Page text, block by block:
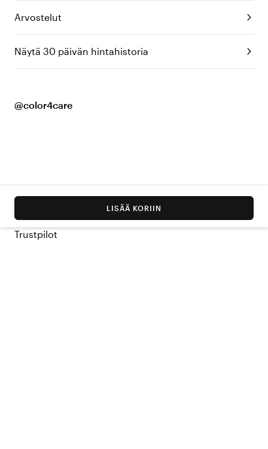
Arvostelut
Näytä 30 päivän hintahistoria
@color4care
LISÄÄ KORIIN
Trustpilot